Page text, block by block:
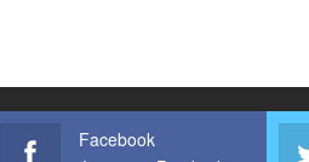
Facebook